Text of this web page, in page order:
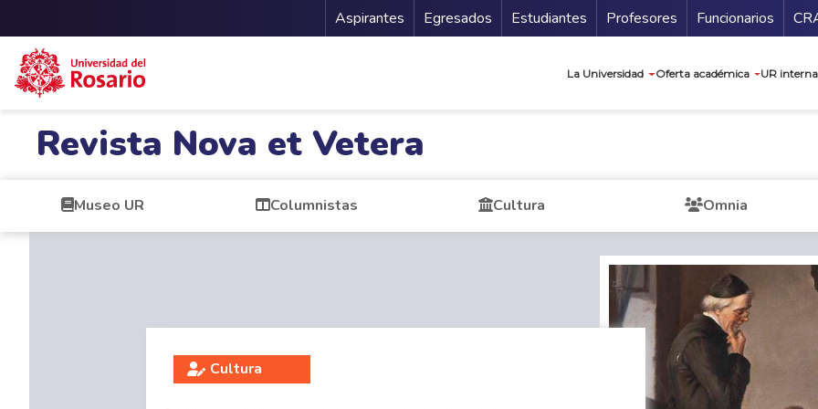
Menu Secundario
Aspirantes Egresados Estudiantes Profesores Funcionarios
La Universidad Oferta académica UR
Revista Nova et Vetera
Museo UR Columnistas Cultura Omnia
Cultura